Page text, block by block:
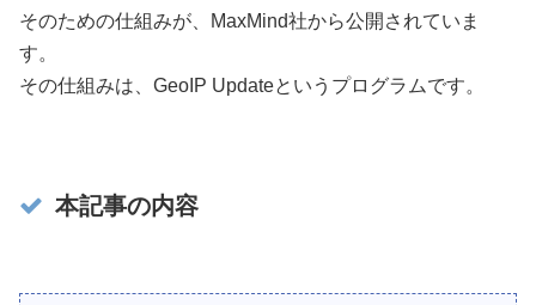
そのための仕組みが、MaxMind社から公開されていま
す。
その仕組みは、GeoIP Updateというプログラムです。
本記事の内容